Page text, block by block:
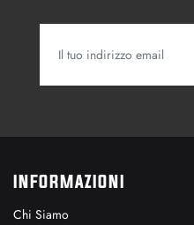
INFORMAZIONI
Chi Siamo